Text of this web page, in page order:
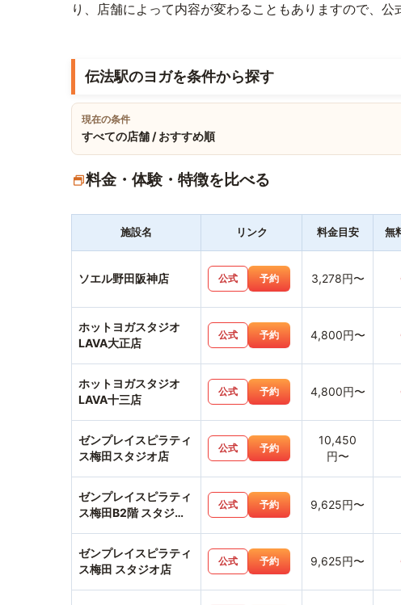
り、店舗によって内容が変わることもありますので、公
伝法駅のヨガを条件から探す
現在の条件
すべての店舗 / おすすめ順
料金・体験・特徴を比べる
施設名 リンク 料金目安 無
ソエル野田阪神店 公式 予約 3,278円〜
ホットヨガスタジオ
LAVA大正店
公式 予約 4,800円〜
ホットヨガスタジオ
LAVA十三店
公式 予約 4,800円〜
ゼンプレイスピラティ
ス梅田スタジオ店
公式 予約
10,450
円〜
ゼンプレイスピラティ
ス梅田B2階 スタジオ
公式 予約 9,625円〜
ゼンプレイスピラティ
ス梅田 スタジオ店
公式 予約 9,625円〜